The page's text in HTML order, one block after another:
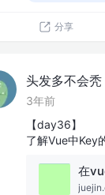
分享
头发多不会秃
3年前
【day36】
了解Vue中Key
在